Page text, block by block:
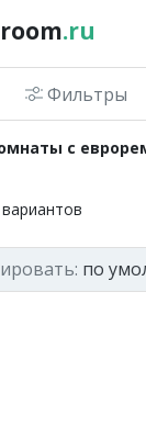
.ru
Фильтры
с
вариантов
по